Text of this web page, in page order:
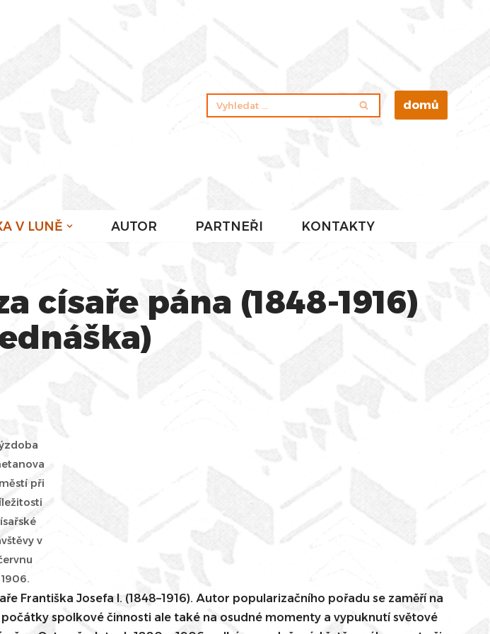
domů
V LUNĚ AUTOR PARTNEŘI KONTAKTY
císaře pána (1848-1916)
při
v
1906.
Františka Josefa I. (1848–1916). Autor popularizačního pořadu se zaměří na
spolkové činnosti ale také na osudné momenty a vypuknutí světové